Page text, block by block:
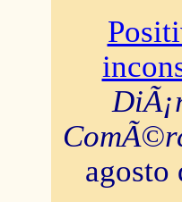
agosto